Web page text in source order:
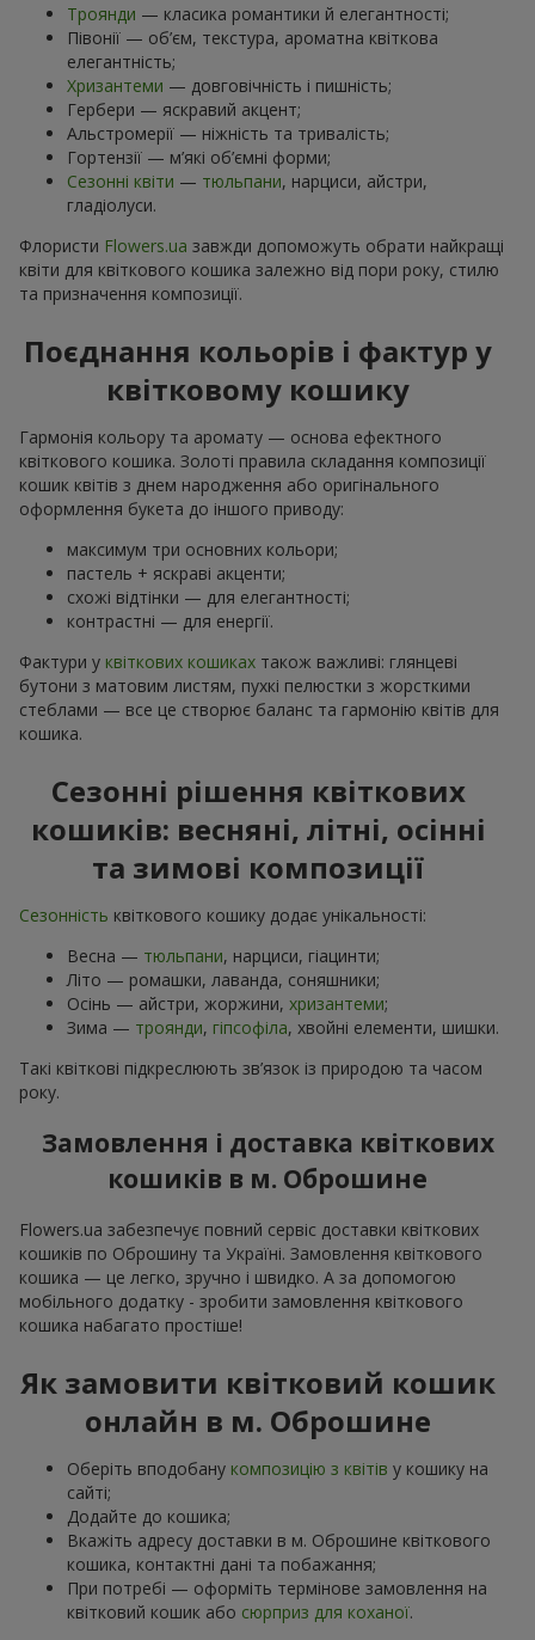
Троянди — класика романтики й елегантності;
Півонії — об’єм, текстура, ароматна квіткова
елегантність;
Хризантеми — довговічність і пишність;
Гербери — яскравий акцент;
Альстромерії — ніжність та тривалість;
Гортензії — м’які об’ємні форми;
Сезонні квіти — тюльпани, нарциси, айстри,
гладіолуси.
Флористи Flowers.ua завжди допоможуть обрати найкращі
квіти для квіткового кошика залежно від пори року, стилю
та призначення композиції.
Поєднання кольорів і фактур у
квітковому кошику
Гармонія кольору та аромату — основа ефектного
квіткового кошика. Золоті правила складання композиції
кошик квітів з днем ​​народження або оригінального
оформлення букета до іншого приводу:
максимум три основних кольори;
пастель + яскраві акценти;
схожі відтінки — для елегантності;
контрастні — для енергії.
Фактури у квіткових кошиках також важливі: глянцеві
бутони з матовим листям, пухкі пелюстки з жорсткими
стеблами — все це створює баланс та гармонію квітів для
кошика.
Сезонні рішення квіткових
кошиків: весняні, літні, осінні
та зимові композиції
Сезонність квіткового кошику додає унікальності:
Весна — тюльпани, нарциси, гіацинти;
Літо — ромашки, лаванда, соняшники;
Осінь — айстри, жоржини, хризантеми;
Зима — троянди, гіпсофіла, хвойні елементи, шишки.
Такі квіткові підкреслюють зв’язок із природою та часом
року.
Замовлення і доставка квіткових
кошиків в м. Оброшине
Flowers.ua забезпечує повний сервіс доставки квіткових
кошиків по Оброшину та Україні. Замовлення квіткового
кошика — це легко, зручно і швидко. А за допомогою
мобільного додатку - зробити замовлення квіткового
кошика набагато простіше!
Як замовити квітковий кошик
онлайн в м. Оброшине
Оберіть вподобану композицію з квітів у кошику на
сайті;
Додайте до кошика;
Вкажіть адресу доставки в м. Оброшине квіткового
кошика, контактні дані та побажання;
При потребі — оформіть термінове замовлення на
квітковий кошик або сюрприз для коханої.